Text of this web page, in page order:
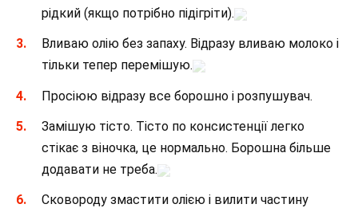
рідкий (якщо потрібно підігріти).
Вливаю олію без запаху. Відразу вливаю молоко і
тільки тепер перемішую.
Просіюю відразу все борошно і розпушувач.
Замішую тісто. Тісто по консистенції легко
стікає з віночка, це нормально. Борошна більше
додавати не треба.
Сковороду змастити олією і вилити частину